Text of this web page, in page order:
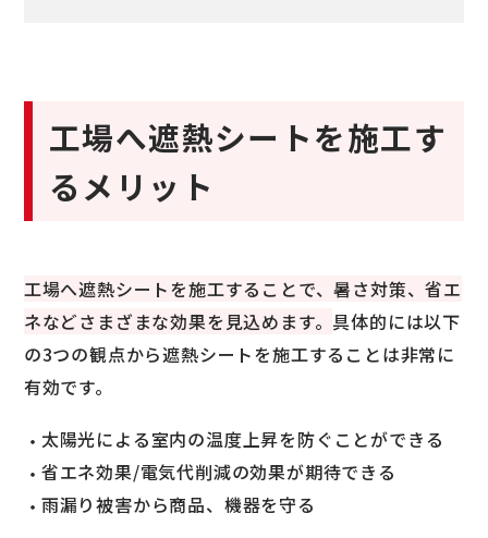
工場へ遮熱シートを施工す
るメリット
工場へ遮熱シートを施工することで、暑さ対策、省エ
ネなどさまざまな効果を見込めます。具体的には以下
の3つの観点から遮熱シートを施工することは非常に
有効です。
太陽光による室内の温度上昇を防ぐことができる
省エネ効果/電気代削減の効果が期待できる
雨漏り被害から商品、機器を守る